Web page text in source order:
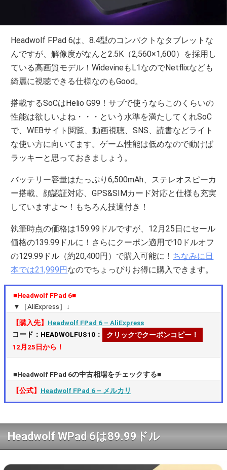
Headwolf FPad 6は、8.4型のコンパクトなタブレットな
んですが、解像度がなんと2.5K（2,560×1,600）を採用し
ている高画質モデル！WidevineもL1なのでNetflixなども
綺麗に視聴できる仕様なのもGood。
搭載するSoCはHelio G99！サブで使うならこのくらいの
性能は欲しいよね・・・という水準を満たしてくれSoC
で、WEBサイト閲覧、動画視聴、SNS、読書などライト
な使い方に向いてます。ゲーム性能は低めなので動けば
ラッキーと思っておきましょう。
バッテリー容量はたっぷり6,500mAh、ステレオスピーカ
ー搭載、顔認証対応、GPS&SIMカード対応と仕様も充実
していますよ〜！もちろん技適付き！
執筆時点の価格は159.99ドルですが、12月25日にセール
価格の139.99ドルに！さらにクーポン適用で10ドルオフ
の129.99ドル（約20,400円）で購入可能に！ ちなみに日
本では21,999円 なのでちょっぴりお得に購入できます。
■Headwolf FPad 6■
▼［AliExpress］↓
【購入先】 Headwolf FPad 6 – AliExpress
コード：HEADWOLFUS10：
クリックでクーポンコピー！
12月25日から！
■Headwolf FPad 6の中古相場をチェックする■
【公式】 Headwolf FPad 6 – メルカリ
Headwolf WPad 6は89.99ドル